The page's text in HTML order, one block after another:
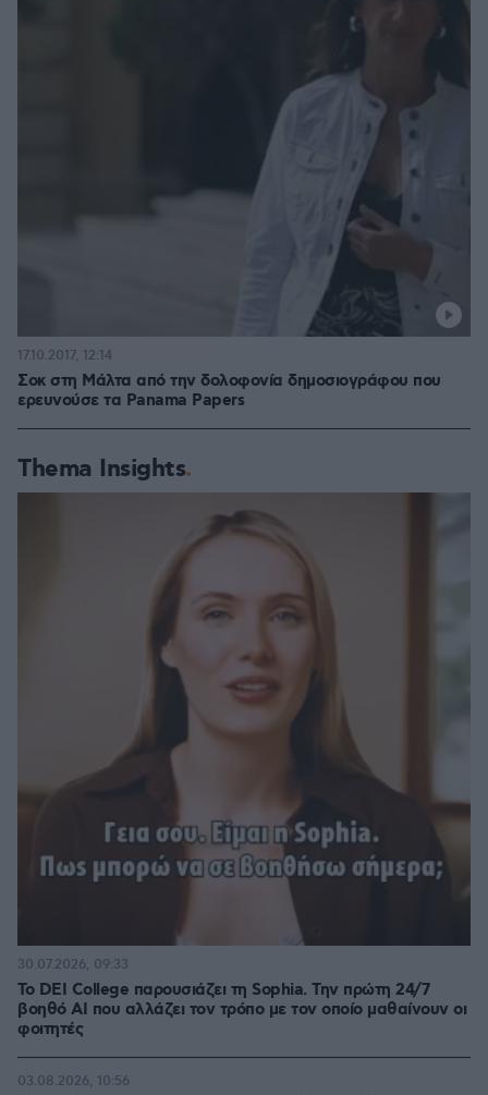
Σοκ στη Μάλτα από την δολοφονία δημοσιογράφου που
ερευνούσε τα Panama Papers
17.10.2017, 12:14
Thema Insights
Το DEI College παρουσιάζει τη Sophia. Την πρώτη 24/7
βοηθό AI που αλλάζει τον τρόπο με τον οποίο μαθαίνουν οι
φοιτητές
30.07.2026, 09:33
03.08.2026, 10:56